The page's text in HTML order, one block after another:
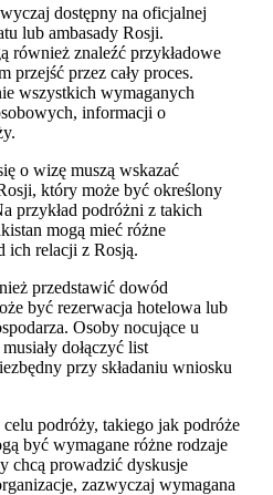
dostępny na oficjalnej
lub ambasady Rosji.
również znaleźć przykładowe
przejść przez cały proces.
wszystkich wymaganych
informacji o
o wizę muszą wskazać
który może być określony
przykład podróżni z takich
mogą mieć różne
ich relacji z Rosją.
przedstawić dowód
być rezerwacja hotelowa lub
Osoby nocujące u
dołączyć list
przy składaniu wniosku
podróży, takiego jak podróże
być wymagane różne rodzaje
chcą prowadzić dyskusje
zazwyczaj wymagana